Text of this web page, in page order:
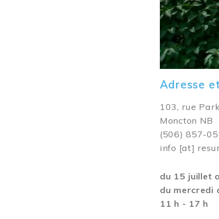
Adresse
103, rue
Moncton NB
(506) 857-
info [at]
du 15 juillet
du mercredi
11 h - 17 h